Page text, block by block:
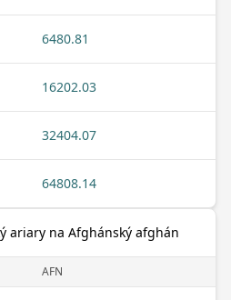
6480.81
16202.03
32404.07
64808.14
ariary na Afghánský afghán
AFN